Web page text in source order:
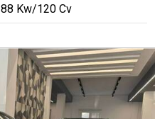
88 Kw/120 Cv